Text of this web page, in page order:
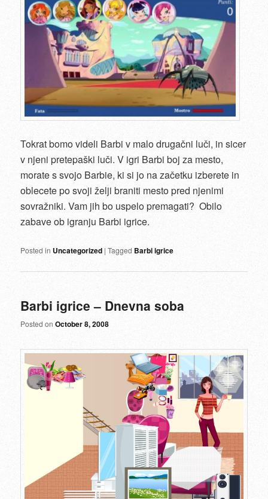
Tokrat bomo videli Barbi v malo drugačni luči, in sicer
v njeni pretepaški luči. V igri Barbi boj za mesto,
morate s svojo Barbie, ki si jo na začetku izberete in
oblecete po svoji želji braniti mesto pred njenimi
sovražniki. Vam jih bo uspelo premagati? Obilo
zabave ob igranju Barbi igrice.
Posted in Uncategorized |Tagged Barbi igrice
Barbi igrice – Dnevna soba
Posted onOctober 8, 2008